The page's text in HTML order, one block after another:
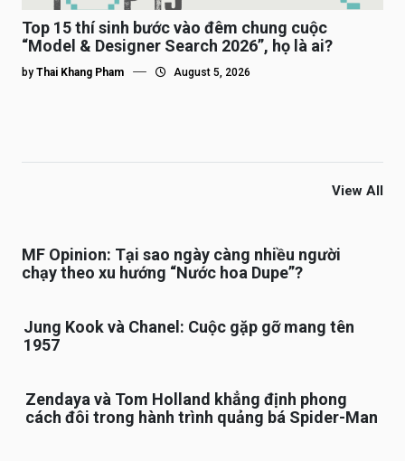
Top 15 thí sinh bước vào đêm chung cuộc
“Model & Designer Search 2026”, họ là ai?
by Thai Khang Pham August 5, 2026
View All
MF Opinion: Tại sao ngày càng nhiều người
chạy theo xu hướng “Nước hoa Dupe”?
Jung Kook và Chanel: Cuộc gặp gỡ mang tên
1957
Zendaya và Tom Holland khẳng định phong
cách đôi trong hành trình quảng bá Spider-Man